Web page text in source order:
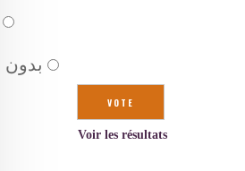
بدون
Voir les résultats